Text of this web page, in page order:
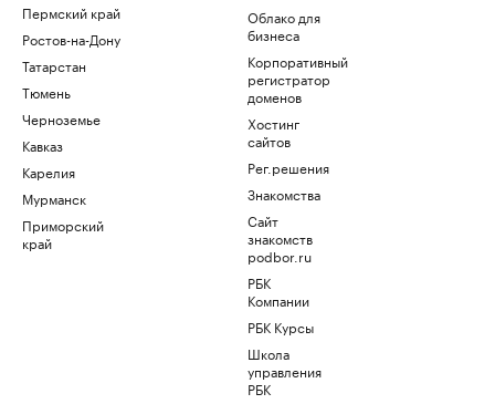
Пермский край
Ростов-на-Дону
Татарстан
Тюмень
Черноземье
Кавказ
Карелия
Мурманск
Приморский
край
Облако для
бизнеса
Корпоративный
регистратор
доменов
Хостинг
сайтов
Рег.решения
Знакомства
Сайт
знакомств
podbor.ru
РБК
Компании
РБК Курсы
Школа
управления
РБК